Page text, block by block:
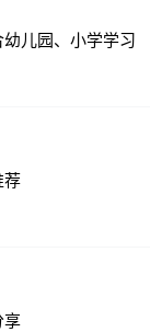
儿园、小学学习
荐
享